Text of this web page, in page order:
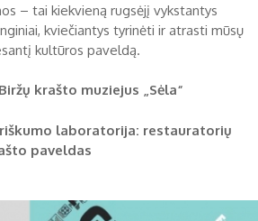
arsenalas
a.
a.
RUGPJŪTIS 2026
– tai kiekvieną rugsėjį vykstantys
kviečiantys tyrinėti ir atrasti mūsų
kultūros paveldą.
krašto muziejus „Sėla“
laboratorija: restauratorių
paveldas